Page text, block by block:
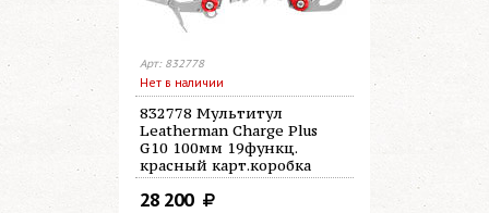
Арт: 832778
Нет в наличии
832778 Мультитул
Leatherman Charge Plus
G10 100мм 19функц.
красный карт.коробка
28 200